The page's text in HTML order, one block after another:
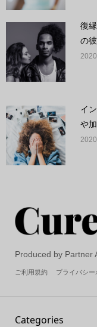
復
の
イ
や
Produced by Partner
ご利用規約 プライバシー
Categories